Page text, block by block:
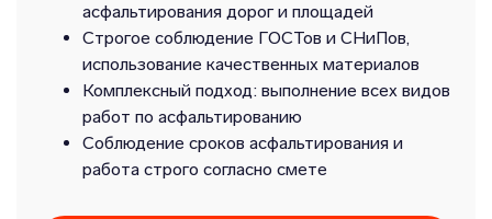
асфальтирования дорог и площадей
Строгое соблюдение ГОСТов и СНиПов,
использование качественных материалов
Комплексный подход: выполнение всех видов
работ по асфальтированию
Соблюдение сроков асфальтирования и
работа строго согласно смете